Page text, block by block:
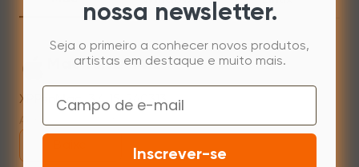
Mac 10.12~14.2
XPPenMac_3.4.15_240313
Apr 15,2024 PM 17:48
nossa newsletter.
Seja o primeiro a conhecer novos produtos,
artistas em destaque e muito mais.
Email
Inscrever-se